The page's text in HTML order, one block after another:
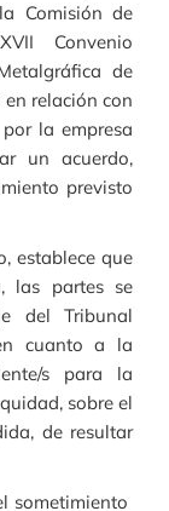
Comisión de
Convenio
de
relación con
la empresa
un acuerdo,
previsto
establece que
las partes se
del Tribunal
cuanto a la
s para la
sobre el
de resultar
sometimiento